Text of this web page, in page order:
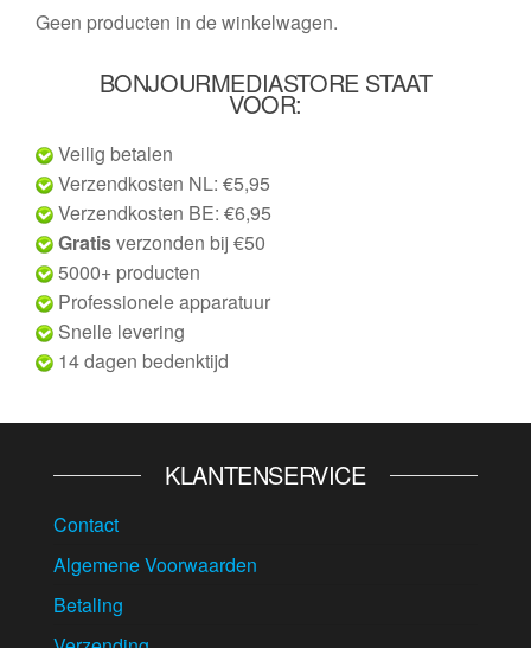
Geen producten in de winkelwagen.
BONJOURMEDIASTORE STAAT
VOOR:
Veilig betalen
Verzendkosten NL: €5,95
Verzendkosten BE: €6,95
Gratisverzonden bij €50
5000+ producten
Professionele apparatuur
Snelle levering
14 dagen bedenktijd
KLANTENSERVICE
Contact
Algemene Voorwaarden
Betaling